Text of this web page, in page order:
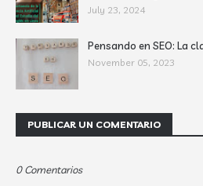
July 23, 2024
Pensando en SEO: La
November 05, 2023
PUBLICAR UN COMENTARIO
0 Comentarios